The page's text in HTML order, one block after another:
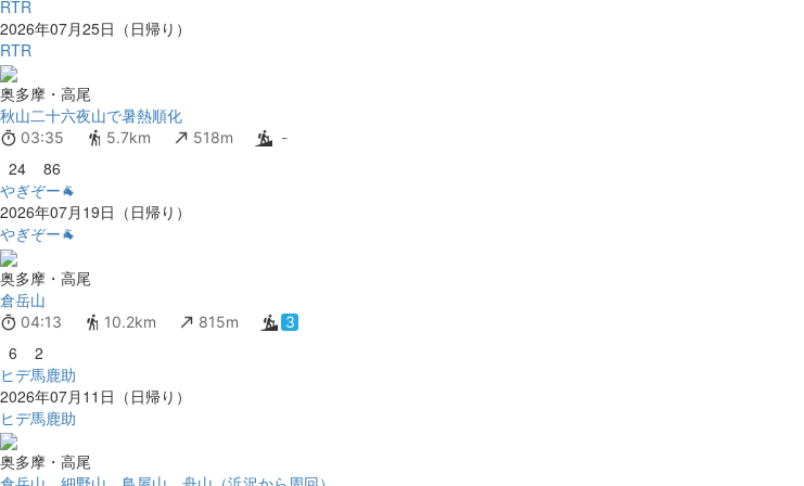
RTR
2026年07月25日（日帰り）
RTR
奥多摩・高尾
秋山二十六夜山で暑熱順化
03:35 5.7km 518m -
24
86
やぎぞー🐐
2026年07月19日（日帰り）
やぎぞー🐐
奥多摩・高尾
倉岳山
04:13 10.2km 815m 3
6
2
ヒデ馬鹿助
2026年07月11日（日帰り）
ヒデ馬鹿助
奥多摩・高尾